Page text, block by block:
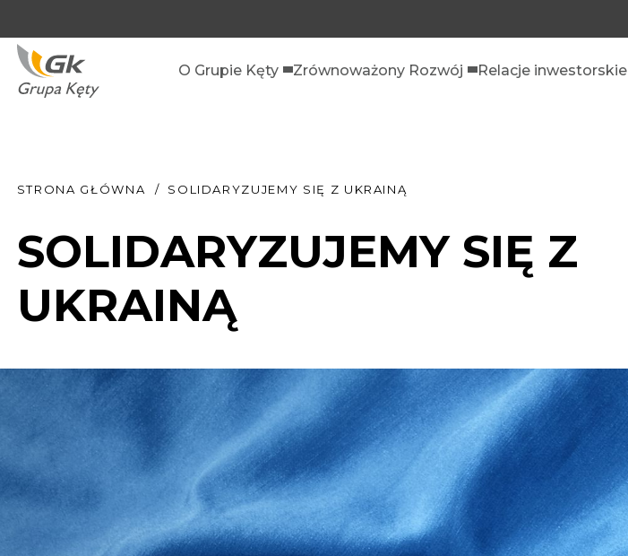
O Grupie Kęty Zrównoważony Rozwój Relacje inwestorskie
STRONA GŁÓWNA SOLIDARYZUJEMY SIĘ Z UKRAINĄ
SOLIDARYZUJEMY SIĘ Z
UKRAINĄ